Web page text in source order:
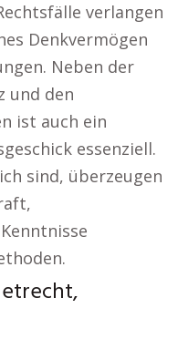
verlangen
Denkvermögen
Neben der
und den
ist auch ein
essenziell.
sind, überzeugen